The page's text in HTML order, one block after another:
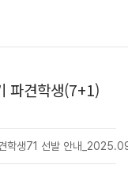
파견학생(7+1)
학생71 선발 안내